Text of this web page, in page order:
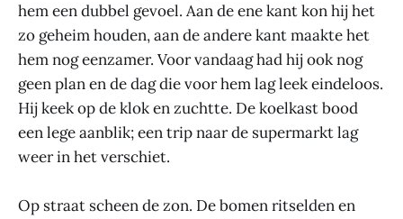
hem een dubbel gevoel. Aan de ene kant kon hij het
zo geheim houden, aan de andere kant maakte het
hem nog eenzamer. Voor vandaag had hij ook nog
geen plan en de dag die voor hem lag leek eindeloos.
Hij keek op de klok en zuchtte. De koelkast bood
een lege aanblik; een trip naar de supermarkt lag
weer in het verschiet.
Op straat scheen de zon. De bomen ritselden en